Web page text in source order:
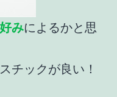
みによるかと思
チックが良い！